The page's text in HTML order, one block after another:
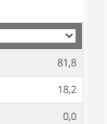
81,8
18,2
0,0